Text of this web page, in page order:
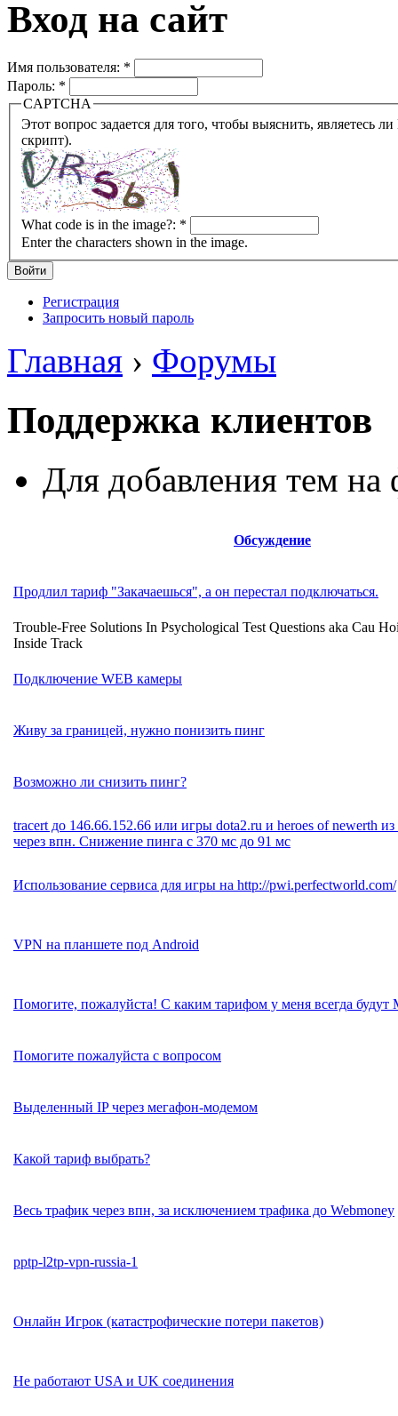
Вход на сайт
Имя пользователя: *
Пароль: *
CAPTCHA
Этот вопрос задается для того, чтобы выяснить, являетесь ли Вы человеком или представляете из себя робота
скрипт).
What code is in the image?: *
Enter the characters shown in the image.
Регистрация
Запросить новый пароль
Главная › Форумы
Поддержка клиентов
Для добавления тем
Обсуждение
Продлил тариф "Закачаешься", а он перестал подключаться.
Trouble-Free Solutions In Psychological Test Questions aka Cau
Inside Track
Подключение WEB камеры
Живу за границей, нужно понизить пинг
Возможно ли снизить пинг?
tracert до 146.66.152.66 или игры dota2.ru и heroes of newerth
через впн. Снижение пинга с 370 мс до 91 мс
Использование сервиса для игры на http://pwi.perfectworld.com/
VPN на планшете под Android
Помогите, пожалуйста! С каким тарифом у меня всегда будут
Помогите пожалуйста с вопросом
Выделенный IP через мегафон-модемом
Какой тариф выбрать?
Весь трафик через впн, за исключением трафика до Webmoney
pptp-l2tp-vpn-russia-1
Онлайн Игрок (катастрофические потери пакетов)
Не работают USA и UK соединения